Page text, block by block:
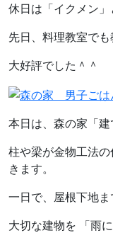
休日は「イクメン」
先日、料理教室でも
大好評でした＾＾
本日は、森の家「建
柱や梁が金物工法
きます。
一日で、屋根下地ま
大切な建物を 「雨